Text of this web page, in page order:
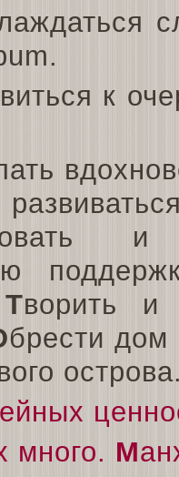
к
Творить
брести дом
много. М